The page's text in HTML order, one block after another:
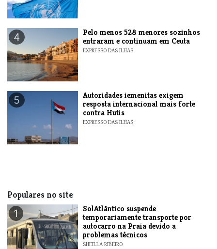
4
Pelo menos 528 menores sozinhos
entraram e continuam em Ceuta
EXPRESSO DAS ILHAS
5
Autoridades iemenitas exigem
resposta internacional mais forte
contra Hutis
EXPRESSO DAS ILHAS
Populares no site
1
SolAtlântico suspende
temporariamente transporte por
autocarro na Praia devido a
problemas técnicos
SHEILLA RIBEIRO